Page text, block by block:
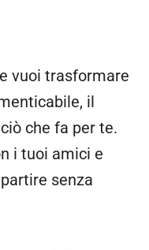
vuoi trasformare
il
che fa per te.
i tuoi amici e
senza